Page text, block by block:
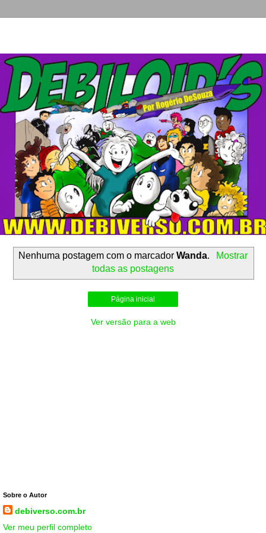
Nenhuma postagem com o marcadorWanda.
Mostrar
todas as postagens
Página inicial
Ver versão para a web
Sobre o Autor
debiverso.com.br
Ver meu perfil completo